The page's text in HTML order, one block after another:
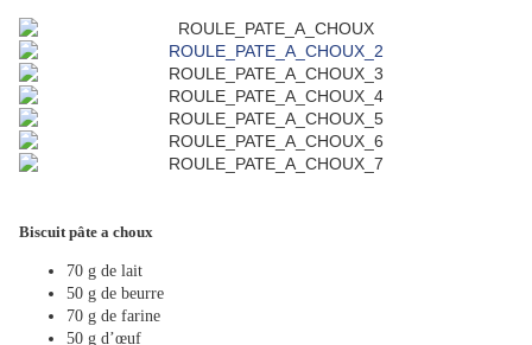
Biscuit pâte a choux
70 g de lait
50 g de beurre
70 g de farine
50 g d’œuf